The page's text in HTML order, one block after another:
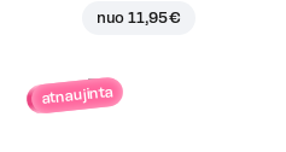
nuo11,95 €
atnaujinta